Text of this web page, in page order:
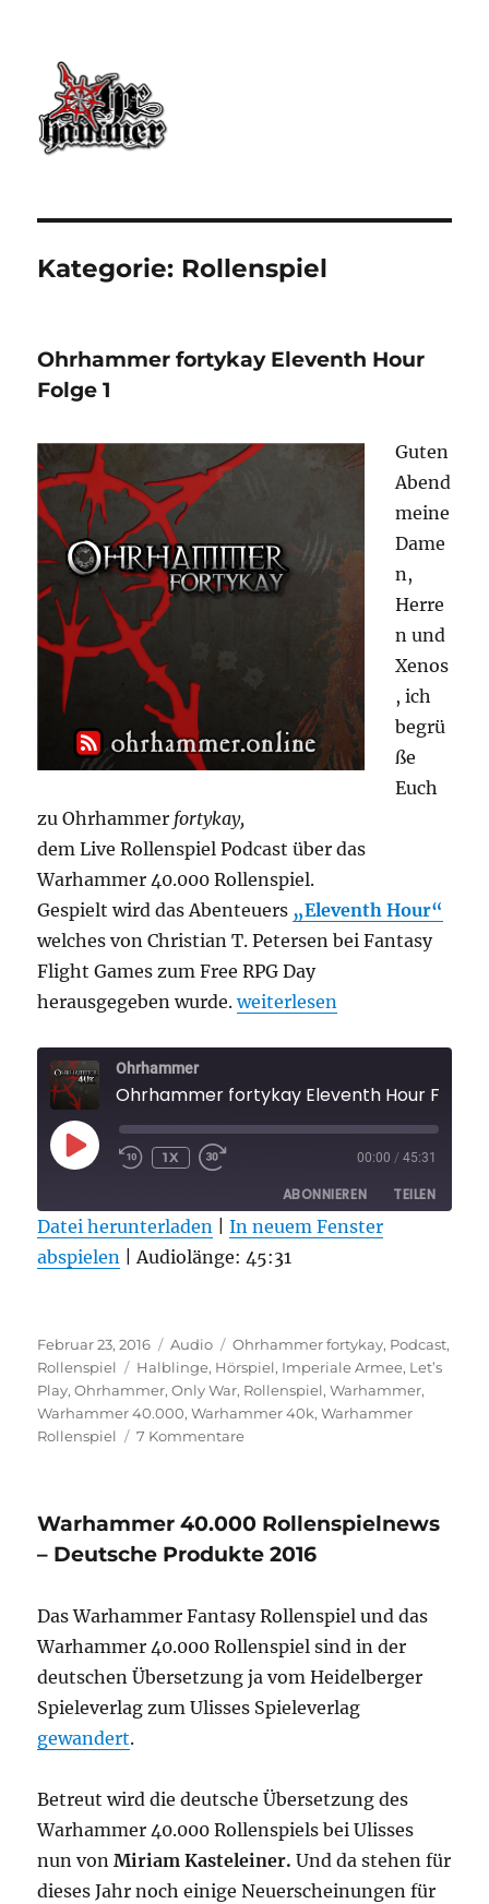
Ohrhammer.online
Kategorie: Rollenspiel
Ohrhammer fortykay Eleventh Hour
Folge 1
Guten
Abend
meine
Dame
n,
Herre
n und
Xenos
, ich
begrü
ße
Euch
zu Ohrhammer fortykay,
dem Live Rollenspiel Podcast über das
Warhammer 40.000 Rollenspiel.
Gespielt wird das Abenteuers „Eleventh Hour“
welches von Christian T. Petersen bei Fantasy
Flight Games zum Free RPG Day
herausgegeben wurde.„Ohrhammer fortykay
weiterlesen
Ohrhammer
Ohrhammer fortykay Eleventh Hour Folge 1
PLAY
EPISODE
1X 00:00 / 45:31
ABONNIEREN TEILEN
RSS FEED
TEILEN
EMBED
Datei herunterladen |In neuem Fenster
abspielen |Audiolänge: 45:31
Veröffentlicht
am
Februar 23, 2016 Format
Audio Kategorien
Ohrhammer fortykay, Podcast,
Rollenspiel
Schlagwörter
Halblinge, Hörspiel, Imperiale Armee, Let’s
Play,Ohrhammer,Only War, Rollenspiel,Warhammer,
Warhammer 40.000,Warhammer 40k,Warhammer
Rollenspiel
7 Kommentarezu
Hour
Folge
Warhammer 40.000 Rollenspielnews
– Deutsche Produkte 2016
Das Warhammer Fantasy Rollenspiel und das
Warhammer 40.000 Rollenspiel sind in der
deutschen Übersetzung ja vom Heidelberger
Spieleverlag zum Ulisses Spieleverlag
gewandert.
Betreut wird die deutsche Übersetzung des
Warhammer 40.000 Rollenspiels bei Ulisses
nun vonMiriam Kasteleiner.Und da stehen für
dieses Jahr noch einige Neuerscheinungen für